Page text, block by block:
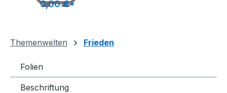
0,00 €*
Themenwelten Frieden
Folien
Beschriftung